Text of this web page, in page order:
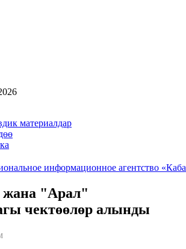
материалдар
жана "Арал"
чектөөлөр алынды